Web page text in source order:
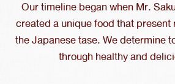
Our timeline began when Mr.
created a unique food that present
the Japanese tase. We determine
through healthy and